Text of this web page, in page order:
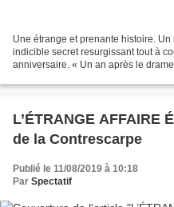
Une étrange et prenante histoire.
indicible secret resurgissant tout à
anniversaire. « Un an après le
L’ÉTRANGE AFFAIRE
de la Contrescarpe
Publié le 11/08/2019 à 10:18
Par Spectatif